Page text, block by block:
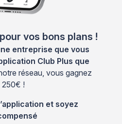
vos bons plans !
entreprise que vous
Club Plus que
réseau, vous gagnez
250€ !
et soyez